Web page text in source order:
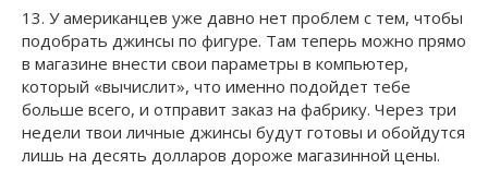
13. У американцев уже давно нет проблем с тем, чтобы
подобрать джинсы по фигуре. Там теперь можно прямо
в магазине внести свои параметры в компьютер,
который «вычислит», что именно подойдет тебе
больше всего, и отправит заказ на фабрику. Через три
недели твои личные джинсы будут готовы и обойдутся
лишь на десять долларов дороже магазинной цены.